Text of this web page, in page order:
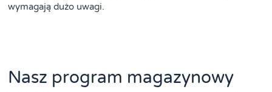
wymagają dużo uwagi.
Nasz program magazynowy